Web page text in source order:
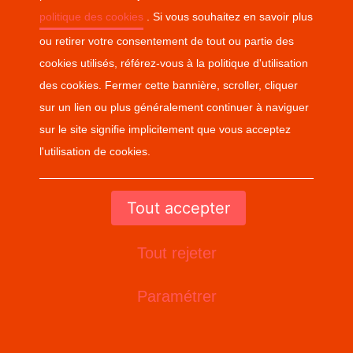
politique des cookies
. Si vous souhaitez en savoir plus
ou retirer votre consentement de tout ou partie des
cookies utilisés, référez-vous à la politique d'utilisation
des cookies. Fermer cette bannière, scroller, cliquer
sur un lien ou plus généralement continuer à naviguer
sur le site signifie implicitement que vous acceptez
l'utilisation de cookies.
Tout accepter
Tout rejeter
Paramétrer
politique des cookies . Si vous souhaitez en savoir plus
ou retirer votre consentement de tout ou partie des
cookies utilisés, référez-vous à la politique d'utilisation
des cookies. Fermer cette bannière, scroller, cliquer
sur un lien ou plus généralement continuer à naviguer
sur le site signifie implicitement que vous acceptez
l'utilisation de cookies.
Tout accepter
Tout rejeter
Paramétrer